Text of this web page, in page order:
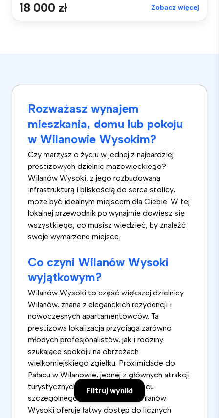
Filtruj wyniki
18 000 zł Zobacz więcej
Rozważasz wynajem
mieszkania, domu lub pokoju
w Wilanowie Wysokim?
Czy marzysz o życiu w jednej z najbardziej
prestiżowych dzielnic mazowieckiego?
Wilanów Wysoki, z jego rozbudowaną
infrastrukturą i bliskością do serca stolicy,
może być idealnym miejscem dla Ciebie. W tej
lokalnej przewodnik po wynajmie dowiesz się
wszystkiego, co musisz wiedzieć, by znaleźć
swoje wymarzone miejsce.
Co czyni Wilanów Wysoki
wyjątkowym?
Wilanów Wysoki to część większej dzielnicy
Wilanów, znana z eleganckich rezydencji i
nowoczesnych apartamentowców. Ta
prestiżowa lokalizacja przyciąga zarówno
młodych profesjonalistów, jak i rodziny
szukające spokoju na obrzeżach
wielkomiejskiego zgiełku. Proximidade do
Pałacu w Wilanowie, jednej z głównych atrakcji
turystycznych, dodaje temu miejscu
szczególnego uroku. Ponadto, Wilanów
Wysoki oferuje łatwy dostęp do licznych